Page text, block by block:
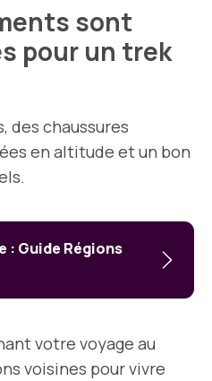
sont
pour un trek
des chaussures
en altitude et un bon
: Guide Régions
votre voyage au
voisines pour vivre